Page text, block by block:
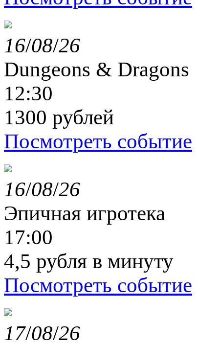
16/08/26
Dungeons & Dragons
12:30
1300 рублей
Посмотреть событие
16/08/26
Эпичная игротека
17:00
4,5 рубля в минуту
Посмотреть событие
17/08/26